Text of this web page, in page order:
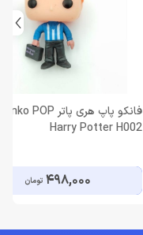
فانکو پاپ هری پاتر Funko POP
Harry Potter H002
498,000 تومان